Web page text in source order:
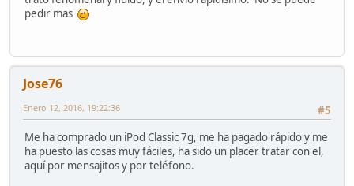
pedir mas
Jose76
#5
Enero 12, 2016, 19:22:36
Me ha comprado un iPod Classic 7g, me ha pagado rápido y me
ha puesto las cosas muy fáciles, ha sido un placer tratar con el,
aquí por mensajitos y por teléfono.